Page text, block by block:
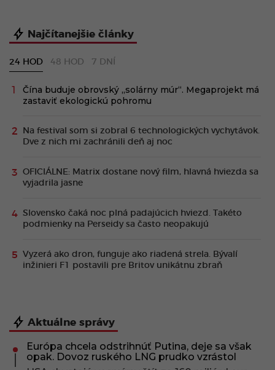
Najčítanejšie články
24 HOD 48 HOD 7 DNÍ
Čína buduje obrovský „solárny múr“. Megaprojekt má
zastaviť ekologickú pohromu
Na festival som si zobral 6 technologických vychytávok.
Dve z nich mi zachránili deň aj noc
OFICIÁLNE: Matrix dostane nový film, hlavná hviezda sa
vyjadrila jasne
Slovensko čaká noc plná padajúcich hviezd. Takéto
podmienky na Perseidy sa často neopakujú
Vyzerá ako dron, funguje ako riadená strela. Bývalí
inžinieri F1 postavili pre Britov unikátnu zbraň
Aktuálne správy
Európa chcela odstrihnúť Putina, deje sa však
opak. Dovoz ruského LNG prudko vzrástol